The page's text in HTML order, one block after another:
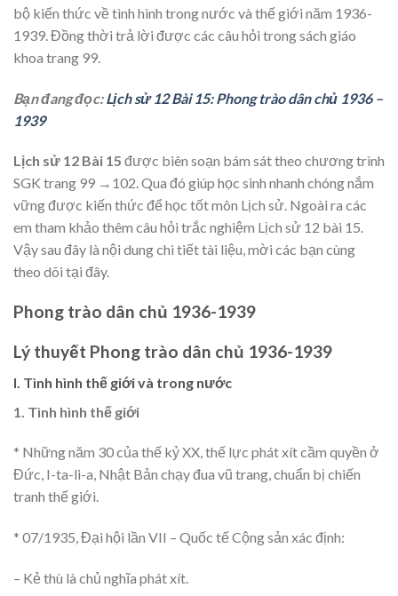
bộ kiến thức về tình hình trong nước và thế giới năm 1936-
1939. Đồng thời trả lời được các câu hỏi trong sách giáo
khoa trang 99.
Bạn đang đọc:Lịch sử 12 Bài 15: Phong trào dân chủ 1936 –
1939
Lịch sử 12 Bài 15 được biên soạn bám sát theo chương trình
SGK trang 99 →102. Qua đó giúp học sinh nhanh chóng nắm
vững được kiến thức để học tốt môn Lịch sử. Ngoài ra các
em tham khảo thêm câu hỏi trắc nghiệm Lịch sử 12 bài 15.
Vậy sau đây là nội dung chi tiết tài liệu, mời các bạn cùng
theo dõi tại đây.
Phong trào dân chủ 1936-1939
Lý thuyết Phong trào dân chủ 1936-1939
I. Tình hình thế giới và trong nước
1. Tình hình thế giới
* Những năm 30 của thế kỷ XX, thế lực phát xít cầm quyền ở
Đức, I-ta-li-a, Nhật Bản chạy đua vũ trang, chuẩn bị chiến
tranh thế giới.
* 07/1935, Đại hội lần VII – Quốc tế Cộng sản xác định:
– Kẻ thù là chủ nghĩa phát xít.